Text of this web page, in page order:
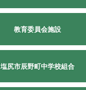
教育委員会施設
塩尻市辰野町中学校組合